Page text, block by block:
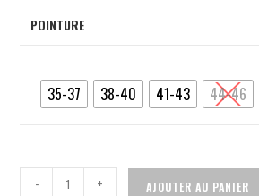
POINTURE
35-37 38-40 41-43 44-46
- + AJOUTER AU PANIER